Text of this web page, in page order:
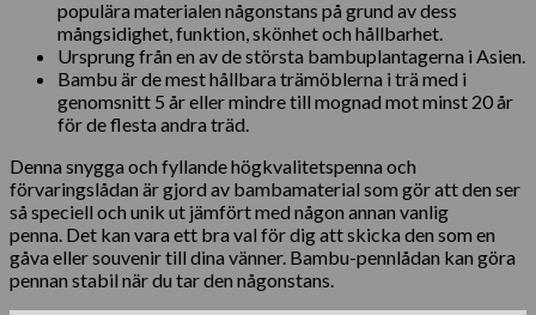
populära materialen någonstans på grund av dess
mångsidighet, funktion, skönhet och hållbarhet.
Ursprung från en av de största bambuplantagerna i Asien.
Bambu är de mest hållbara trämöblerna i trä med i
genomsnitt 5 år eller mindre till mognad mot minst 20 år
för de flesta andra träd.
Denna snygga och fyllande högkvalitetspenna och
förvaringslådan är gjord av bambamaterial som gör att den ser
så speciell och unik ut jämfört med någon annan vanlig
penna. Det kan vara ett bra val för dig att skicka den som en
gåva eller souvenir till dina vänner. Bambu-pennlådan kan göra
pennan stabil när du tar den någonstans.